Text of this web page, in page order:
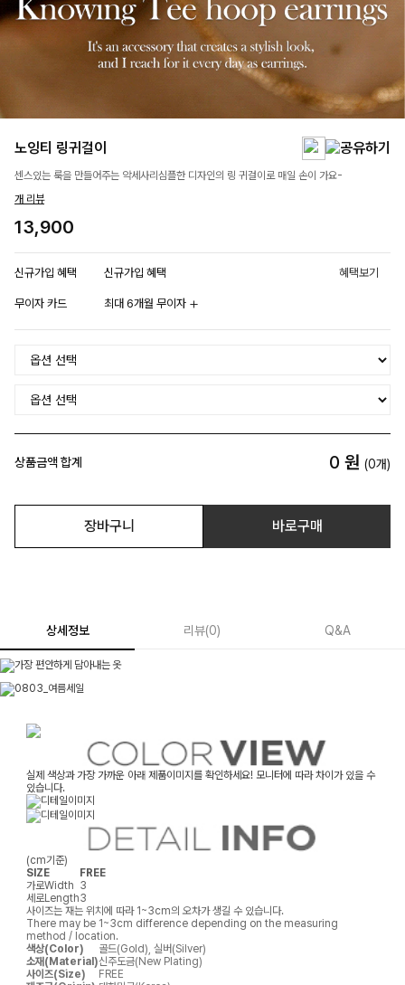
노잉티 링귀걸이
센스있는 룩을 만들어주는 악세사리심플한 디자인의 링 귀걸이로 매일 손이 가요-
개 리뷰
13,900
신규가입 혜택 신규가입 혜택 혜택보기
무이자 카드 최대 6개월 무이자
상품금액 합계 0 원 (0개)
장바구니 바로구매
상세정보 리뷰(0) Q&A
실제 색상과 가장 가까운 아래 제품이미지를 확인하세요! 모니터에 따라 차이가 있을 수
있습니다.
(cm기준)
SIZE
FREE
가로Width 3
세로Length3
사이즈는 재는 위치에 따라 1~3cm의 오차가 생길 수 있습니다.
There may be 1~3cm difference depending on the measuring
method / location.
색상(Color)
골드(Gold), 실버(Silver)
소재(Material)신주도금(New Plating)
사이즈(Size)
FREE